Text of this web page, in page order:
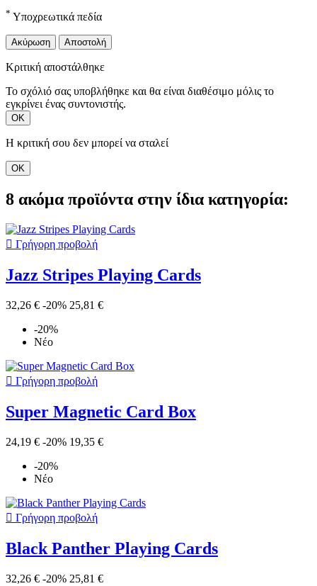
* Υποχρεωτικά πεδία
Ακύρωση Αποστολή
Κριτική αποστάλθηκε
Το σχόλιό σας υποβλήθηκε και θα είναι διαθέσιμο μόλις το
εγκρίνει ένας συντονιστής.
ΟΚ
Η κριτική σου δεν μπορεί να σταλεί
ΟΚ
8 ακόμα προϊόντα στην ίδια κατηγορία:
 Γρήγορη προβολή
Jazz Stripes Playing Cards
32,26 € -20% 25,81 €
-20%
Νέο
 Γρήγορη προβολή
Super Magnetic Card Box
24,19 € -20% 19,35 €
-20%
Νέο
 Γρήγορη προβολή
Black Panther Playing Cards
32,26 € -20% 25,81 €